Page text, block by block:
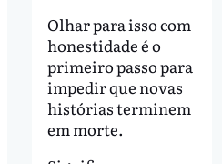
Olhar para isso com
honestidade é o
primeiro passo para
impedir que novas
histórias terminem
em morte.